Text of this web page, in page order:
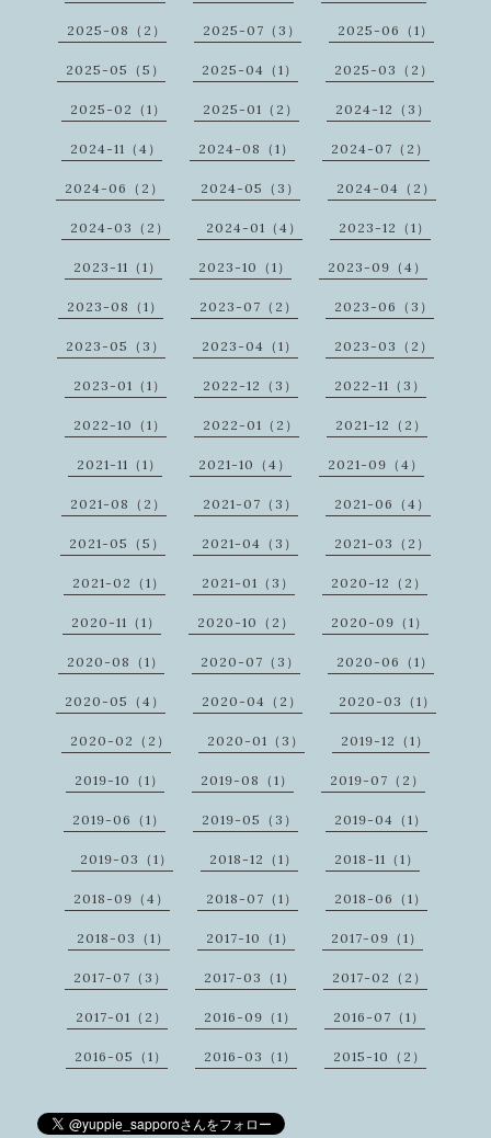
2025-08（2） 2025-07（3） 2025-06（1）
2025-05（5） 2025-04（1） 2025-03（2）
2025-02（1） 2025-01（2） 2024-12（3）
2024-11（4） 2024-08（1） 2024-07（2）
2024-06（2） 2024-05（3） 2024-04（2）
2024-03（2） 2024-01（4） 2023-12（1）
2023-11（1） 2023-10（1） 2023-09（4）
2023-08（1） 2023-07（2） 2023-06（3）
2023-05（3） 2023-04（1） 2023-03（2）
2023-01（1） 2022-12（3） 2022-11（3）
2022-10（1） 2022-01（2） 2021-12（2）
2021-11（1） 2021-10（4） 2021-09（4）
2021-08（2） 2021-07（3） 2021-06（4）
2021-05（5） 2021-04（3） 2021-03（2）
2021-02（1） 2021-01（3） 2020-12（2）
2020-11（1） 2020-10（2） 2020-09（1）
2020-08（1） 2020-07（3） 2020-06（1）
2020-05（4） 2020-04（2） 2020-03（1）
2020-02（2） 2020-01（3） 2019-12（1）
2019-10（1） 2019-08（1） 2019-07（2）
2019-06（1） 2019-05（3） 2019-04（1）
2019-03（1） 2018-12（1） 2018-11（1）
2018-09（4） 2018-07（1） 2018-06（1）
2018-03（1） 2017-10（1） 2017-09（1）
2017-07（3） 2017-03（1） 2017-02（2）
2017-01（2） 2016-09（1） 2016-07（1）
2016-05（1） 2016-03（1） 2015-10（2）